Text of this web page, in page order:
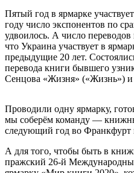
Пятый год в ярмарке
году число экспонентов по
удвоилось. А число переводов
что Украина участвует в
предыдущие 20 лет.
перевода книги бывшего
Сенцова «Жизня» («Жизнь») и
Проводили одну ярмарку,
мы соберём команду —
следующий год во Франкфурт
А для того, чтобы быть в
пражский 26-й